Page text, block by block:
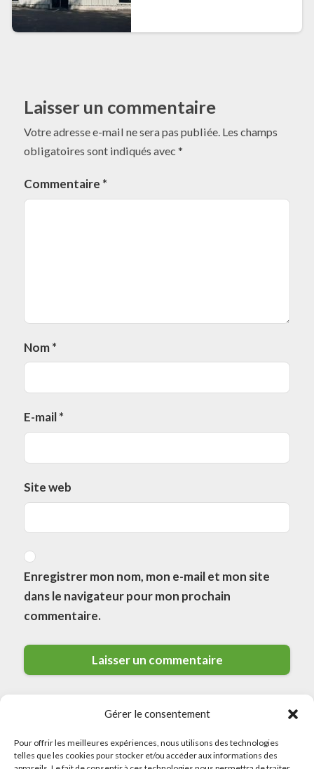
Gérer le consentement
Pour offrir les meilleures expériences, nous utilisons des technologies
telles que les cookies pour stocker et/ou accéder aux informations des
Laisser un commentaire
Votre adresse e-mail ne sera pas publiée. Les champs
obligatoires sont indiqués avec *
Commentaire *
Nom*
E-mail*
Site web
Enregistrer mon nom, mon e-mail et mon site
dans le navigateur pour mon prochain
commentaire.